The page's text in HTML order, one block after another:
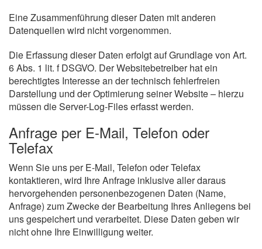
Eine Zusammenführung dieser Daten mit anderen
Datenquellen wird nicht vorgenommen.
Die Erfassung dieser Daten erfolgt auf Grundlage von Art.
6 Abs. 1 lit. f DSGVO. Der Websitebetreiber hat ein
berechtigtes Interesse an der technisch fehlerfreien
Darstellung und der Optimierung seiner Website – hierzu
müssen die Server-Log-Files erfasst werden.
Anfrage per E-Mail, Telefon oder
Telefax
Wenn Sie uns per E-Mail, Telefon oder Telefax
kontaktieren, wird Ihre Anfrage inklusive aller daraus
hervorgehenden personenbezogenen Daten (Name,
Anfrage) zum Zwecke der Bearbeitung Ihres Anliegens bei
uns gespeichert und verarbeitet. Diese Daten geben wir
nicht ohne Ihre Einwilligung weiter.